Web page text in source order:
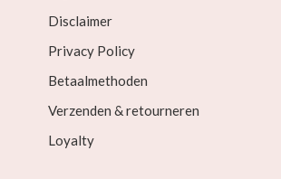
Disclaimer
Privacy Policy
Betaalmethoden
Verzenden & retourneren
Loyalty